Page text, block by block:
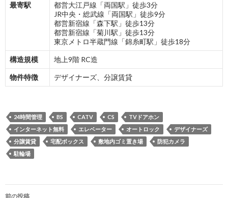
最寄駅
都営大江戸線「両国駅」徒歩3分
JR中央・総武線「両国駅」徒歩9分
都営新宿線「森下駅」徒歩13分
都営新宿線「菊川駅」徒歩13分
東京メトロ半蔵門線「錦糸町駅」徒歩18分
構造規模 地上9階 RC造
物件特徴 デザイナーズ、分譲賃貸
24時間管理 BS CATV CS
TVドアホン
インターネット無料
エレベーター オートロック
デザイナーズ
分譲賃貸
宅配ボックス 敷地内ゴミ置き場
防犯カメラ
駐輪場
投
前の投稿